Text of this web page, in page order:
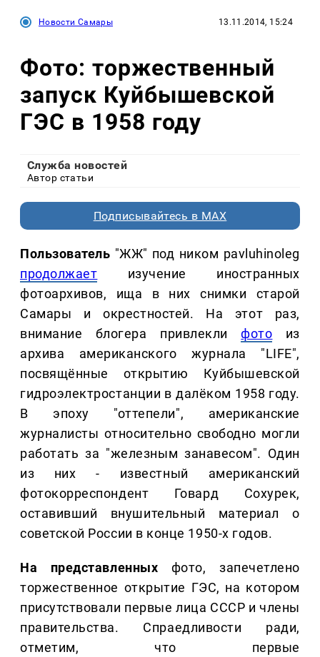
Новости Самары 13.11.2014, 15:24
Фото: торжественный
запуск Куйбышевской
ГЭС в 1958 году
Служба новостей
Автор статьи
Подписывайтесь в MAX
Пользователь "ЖЖ" под ником pavluhinoleg
продолжает изучение иностранных
фотоархивов, ища в них снимки старой
Самары и окрестностей. На этот раз,
внимание блогера привлеклифото из
архива американского журнала "LIFE",
посвящённые открытию Куйбышевской
гидроэлектростанции в далёком 1958 году.
В эпоху "оттепели", американские
журналисты относительно свободно могли
работать за "железным занавесом". Один
из них - известный американский
фотокорреспондент Говард Сохурек,
оставивший внушительный материал о
советской России в конце 1950-х годов.
На представленных фото, запечетлено
торжественное открытие ГЭС, на котором
присутствовали первые лица СССР и члены
правительства. Спраедливости ради,
отметим, что первые